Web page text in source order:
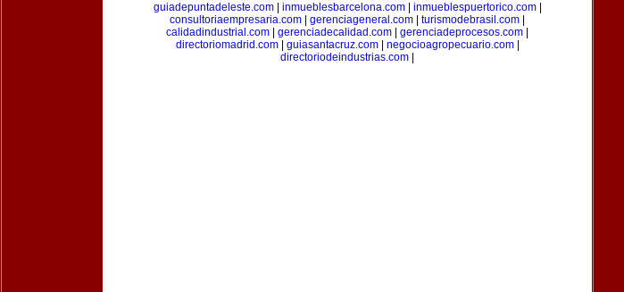
guiadepuntadeleste.com| inmueblesbarcelona.com| inmueblespuertorico.com|
consultoriaempresaria.com
gerenciageneral.com turismodebrasil.com
calidadindustrial.com
gerenciadecalidad.com gerenciadeprocesos.com
directoriomadrid.com| guiasantacruz.com| negocioagropecuario.com|
directoriodeindustrias.com